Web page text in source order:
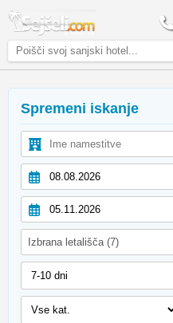
Spremeni iskanje
Izbrana letališča (7)